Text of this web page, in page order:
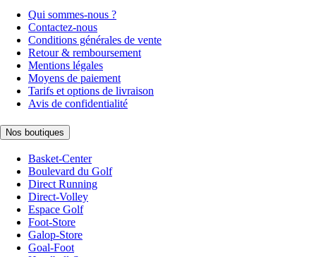
Qui sommes-nous ?
Contactez-nous
Conditions générales de vente
Retour & remboursement
Mentions légales
Moyens de paiement
Tarifs et options de livraison
Avis de confidentialité
Nos boutiques
Basket-Center
Boulevard du Golf
Direct Running
Direct-Volley
Espace Golf
Foot-Store
Galop-Store
Goal-Foot